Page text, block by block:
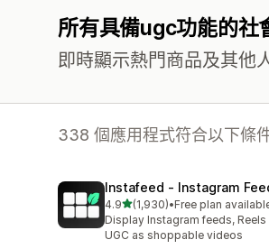
所有具備ugc功能的社
即時顯示熱門商品及其他
338 個應用程式符合以下條
Instafeed ‑ Instagram
4.9滿分 5 顆星
(1,930)
共有 1930 則評價
•Free plan
Display Instagram feeds, Reels
UGC as shoppable videos